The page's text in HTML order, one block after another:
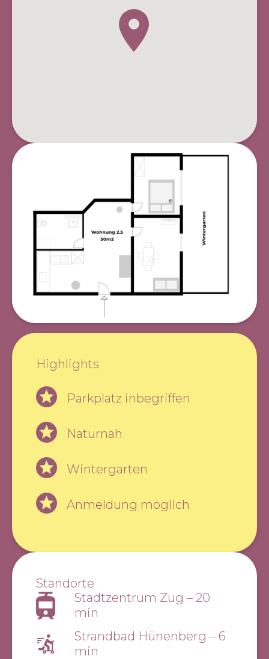
Highlights
Parkplatz inbegriffen
Naturnah
Wintergarten
Anmeldung möglich
Standorte
Stadtzentrum Zug – 20
min
Strandbad Hünenberg – 6
min